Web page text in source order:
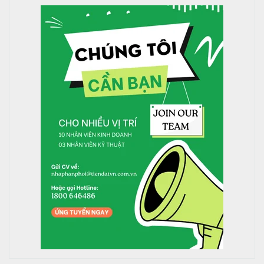
dài
rộng
cao
NANO 140 - 14
140 1983 1260
NANO 160 - 16
160 1983 1420 1304
NANO 180 - 18
180 1983 1580
ống
1983 1740
NANO 240 - 24
ống
240 1983 2060
ống
1983 2380
>>> Xem thêm:Máy nước nóng NLMT Thái Dương
Năng ECO tại đây